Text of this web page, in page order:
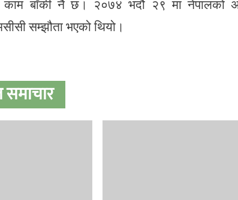
बाँकी नै छ। २०७४ भदौ २९ मा नेपालको अर्थ
सम्झौता भएको थियो।
समाचार